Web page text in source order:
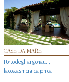
CASE DA MARE
Porto degli argonauti,
la costa smeralda jonica